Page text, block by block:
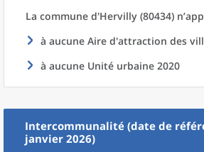
La commune d'Hervilly (80434)
à aucune Aire d'attraction des
à aucune Unité urbaine 2020
Intercommunalité (date de
janvier 2026)